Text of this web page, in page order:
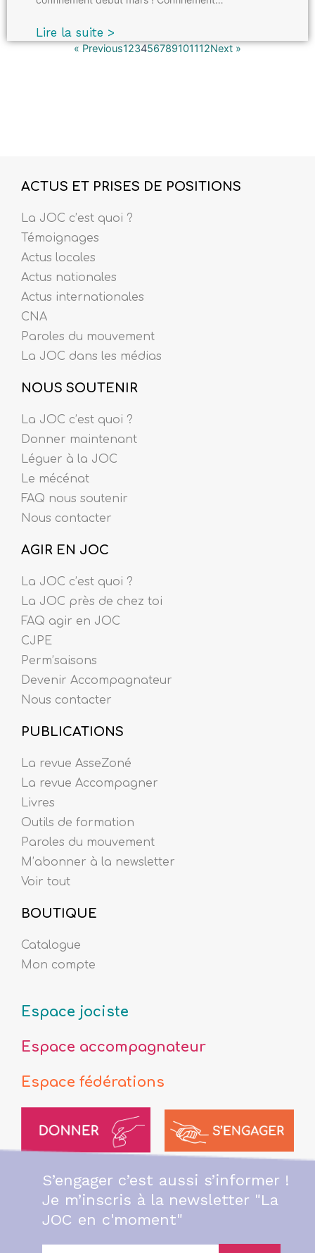
Lire la suite >
« Previous123456789101112Next »
ACTUS ET PRISES DE POSITIONS
La JOC c’est quoi ?
Témoignages
Actus locales
Actus nationales
Actus internationales
CNA
Paroles du mouvement
La JOC dans les médias
NOUS SOUTENIR
La JOC c’est quoi ?
Donner maintenant
Léguer à la JOC
Le mécénat
FAQ nous soutenir
Nous contacter
AGIR EN JOC
La JOC c’est quoi ?
La JOC près de chez toi
FAQ agir en JOC
CJPE
Perm’saisons
Devenir Accompagnateur
Nous contacter
PUBLICATIONS
La revue AsseZoné
La revue Accompagner
Livres
Outils de formation
Paroles du mouvement
M’abonner à la newsletter
Voir tout
BOUTIQUE
Catalogue
Mon compte
Espace jociste
Espace accompagnateur
Espace fédérations
S’engager c’est aussi s’informer !
Je m’inscris à la newsletter "La
JOC en c'moment"